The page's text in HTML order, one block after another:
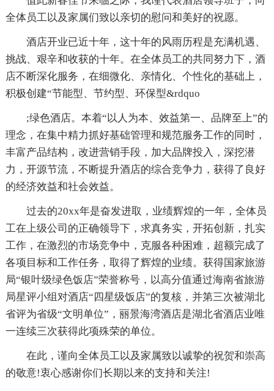
全体员工以及家属们致以亲切的慰问和美好的祝愿。
酒店开业已近十年，这十年的风雨历程是充满机遇、
挑战、艰辛和收获的十年。在全体员工的共同努力下，酒
店不断深化服务，在细微化、亲情化、个性化的基础上，
积极创建“节能型、节约型、环保型&rdquo
;绿色酒店。本着“以人为本、效益第一、品牌至上”的
理念，在集中精力抓好基础管理和规范服务工作的同时，
丰富产品结构，改进营销手段，加大品牌投入，深挖潜
力，开源节流，不断提升酒店的综合竞争力，获得了良好
的经济效益和社会效益。
过去的20xx年是奋发进取，业绩辉煌的一年，全体员
工在上级公司的正确领导下，求真务实，开拓创新，扎实
工作，在激烈的市场竞争中，克服各种困难，超额完成了
各项目标和工作任务，取得了辉煌的业绩。获得国家旅游
局“银叶级绿色饭店”荣誉称号，以高分值通过海南省旅游
局星评小组对酒店“四星级饭店”的复核，并第三次被湖北
省评为省级“文明单位”，丽景海湾酒店是湖北省酒店业唯
一连续三次获得此项殊荣的单位。
在此，谨向全体员工以及家属致以诚挚的祝贺和崇高
的敬意!衷心感谢你们长期以来的支持和关注!